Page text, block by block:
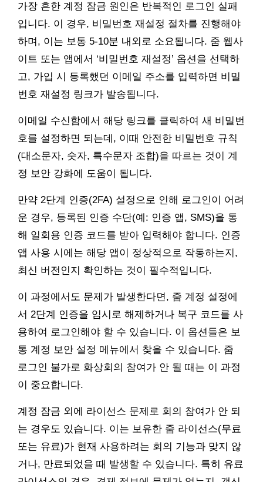
가장 흔한 계정 잠금 원인은 반복적인 로그인 실패
입니다. 이 경우, 비밀번호 재설정 절차를 진행해야
하며, 이는 보통 5-10분 내외로 소요됩니다. 줌 웹사
이트 또는 앱에서 ‘비밀번호 재설정’ 옵션을 선택하
고, 가입 시 등록했던 이메일 주소를 입력하면 비밀
번호 재설정 링크가 발송됩니다.
이메일 수신함에서 해당 링크를 클릭하여 새 비밀번
호를 설정하면 되는데, 이때 안전한 비밀번호 규칙
(대소문자, 숫자, 특수문자 조합)을 따르는 것이 계
정 보안 강화에 도움이 됩니다.
만약 2단계 인증(2FA) 설정으로 인해 로그인이 어려
운 경우, 등록된 인증 수단(예: 인증 앱, SMS)을 통
해 일회용 인증 코드를 받아 입력해야 합니다. 인증
앱 사용 시에는 해당 앱이 정상적으로 작동하는지,
최신 버전인지 확인하는 것이 필수적입니다.
이 과정에서도 문제가 발생한다면, 줌 계정 설정에
서 2단계 인증을 임시로 해제하거나 복구 코드를 사
용하여 로그인해야 할 수 있습니다. 이 옵션들은 보
통 계정 보안 설정 메뉴에서 찾을 수 있습니다. 줌
로그인 불가로 화상회의 참여가 안 될 때는 이 과정
이 중요합니다.
계정 잠금 외에 라이선스 문제로 회의 참여가 안 되
는 경우도 있습니다. 이는 보유한 줌 라이선스(무료
또는 유료)가 현재 사용하려는 회의 기능과 맞지 않
거나, 만료되었을 때 발생할 수 있습니다. 특히 유료